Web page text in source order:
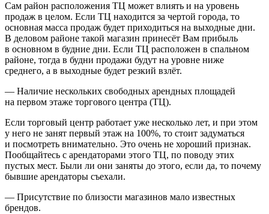
Сам район расположения ТЦ может влиять и на уровень
продаж в целом. Если ТЦ находится за чертой города, то
основная масса продаж будет приходиться на выходные дни.
В деловом районе такой магазин принесёт Вам прибыль
в основном в будние дни. Если ТЦ расположен в спальном
районе, тогда в будни продажи будут на уровне ниже
среднего, а в выходные будет резкий взлёт.
— Наличие нескольких свободных арендных площадей
на первом этаже торгового центра (ТЦ).
Если торговый центр работает уже несколько лет, и при этом
у него не занят первый этаж на 100%, то стоит задуматься
и посмотреть внимательно. Это очень не хороший признак.
Пообщайтесь с арендаторами этого ТЦ, по поводу этих
пустых мест. Были ли они заняты до этого, если да, то почему
бывшие арендаторы съехали.
— Присутствие по близости магазинов мало известных
брендов.